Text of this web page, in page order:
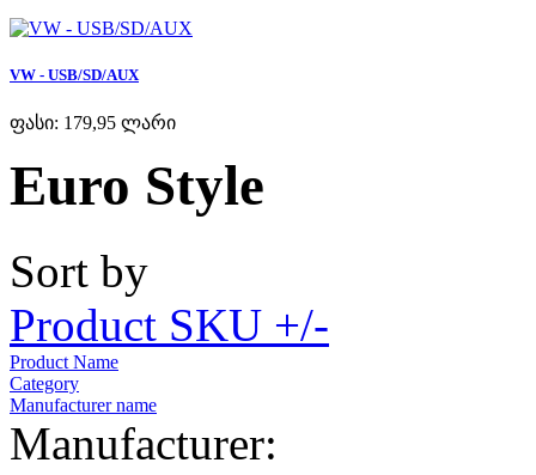
VW - USB/SD/AUX
ფასი: 179,95 ლარი
Euro Style
Sort by
Product SKU +/-
Product Name
Category
Manufacturer name
Manufacturer: